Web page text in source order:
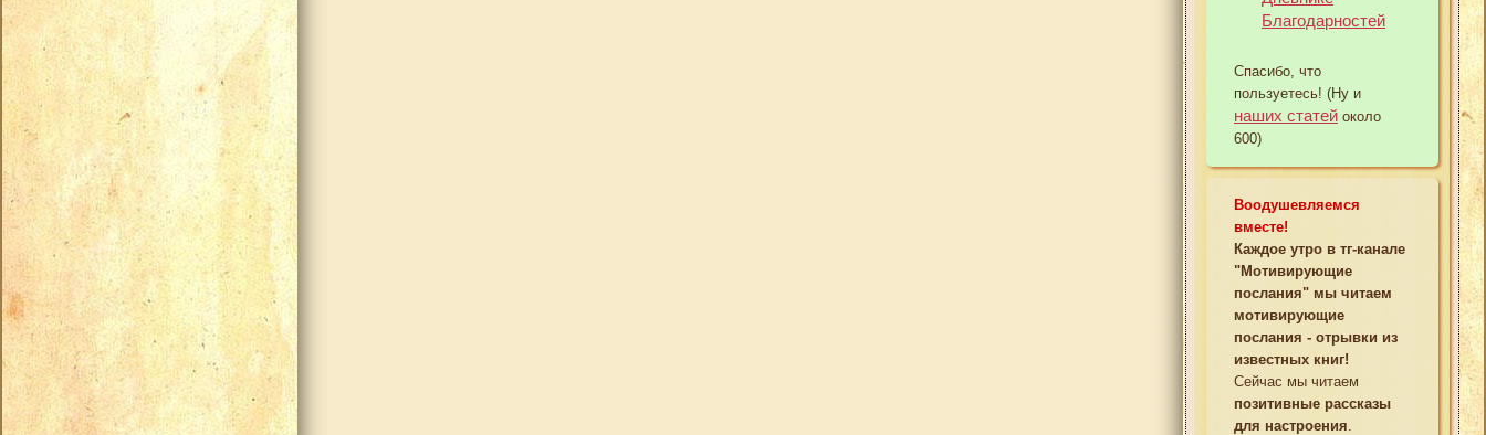
Благодарностей
Спасибо, что
пользуетесь! (Ну и
наших статей около
600)
Воодушевляемся
вместе!
Каждое утро в тг-канале
"Мотивирующие
послания" мы читаем
мотивирующие
послания - отрывки из
известных книг!
Сейчас мы читаем
позитивные рассказы
для настроения